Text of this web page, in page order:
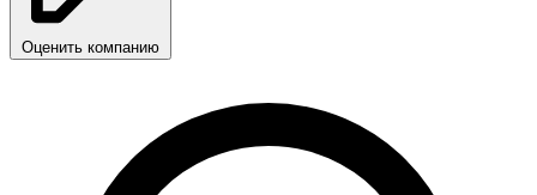
Оценить компанию